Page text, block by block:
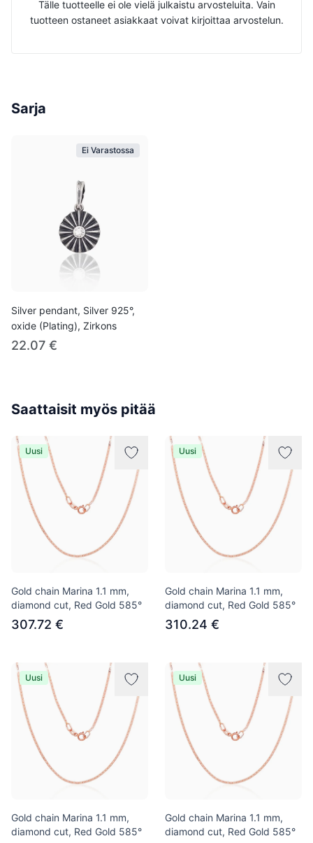
Tälle tuotteelle ei ole vielä julkaistu arvosteluita. Vain
tuotteen ostaneet asiakkaat voivat kirjoittaa arvostelun.
Sarja
Ei Varastossa
Silver pendant, Silver 925°,
oxide (Plating), Zirkons
22.07 €
Saattaisit myös pitää
Uusi
Gold chain Marina 1.1 mm,
diamond cut, Red Gold 585°
307.72 €
Uusi
Gold chain Marina 1.1 mm,
diamond cut, Red Gold 585°
310.24 €
Uusi
Gold chain Marina 1.1 mm,
diamond cut, Red Gold 585°
Uusi
Gold chain Marina 1.1 mm,
diamond cut, Red Gold 585°